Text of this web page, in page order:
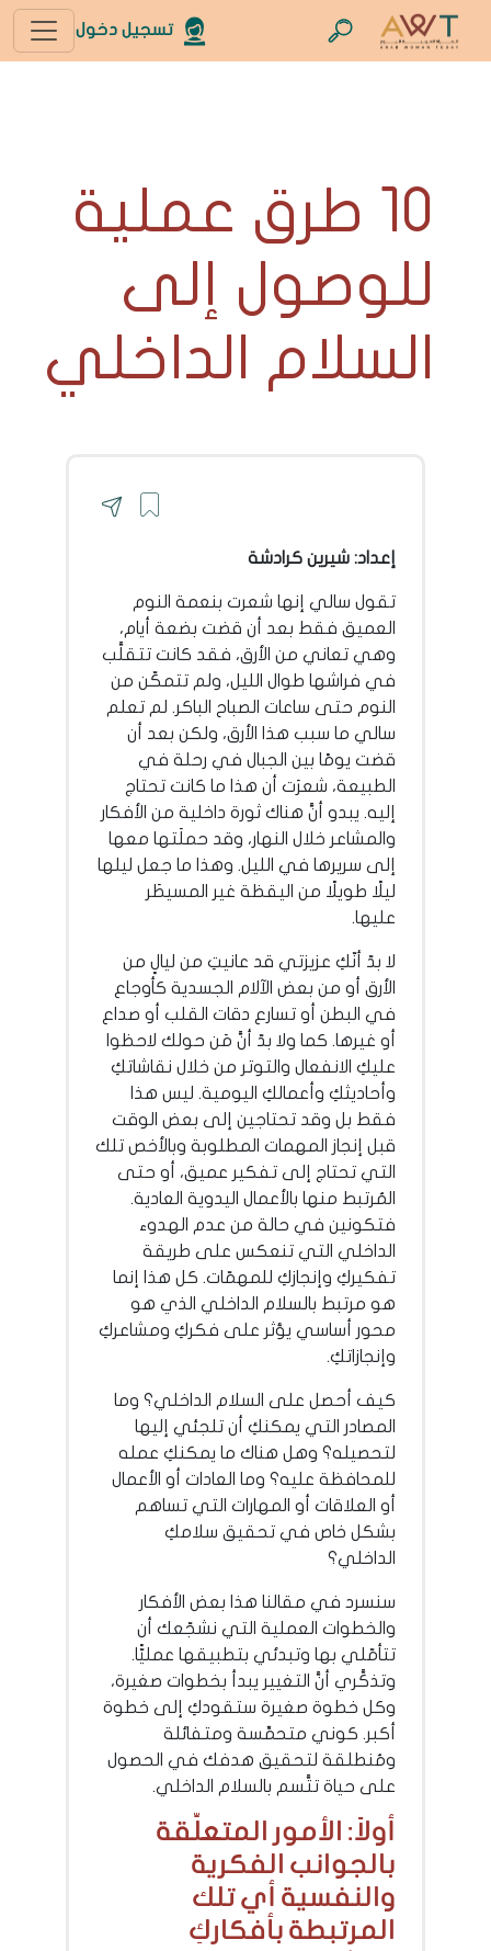
تسجيل دخول
10 طرق عملية
للوصول إلى
السلام الداخلي
إعداد: شيرين كرادشة
تقول سالي إنها شعرت بنعمة النوم
العميق فقط بعد أن قضت بضعة أيام،
وهي تعاني من الأرق، فقد كانت تتقلَّب
في فراشها طوال الليل، ولم تتمكّن من
النوم حتى ساعات الصباح الباكر. لم تعلم
سالي ما سبب هذا الأرق، ولكن بعد أن
قضت يومًا بين الجبال في رحلة في
الطبيعة، شعرَت أن هذا ما كانت تحتاج
إليه. يبدو أنَّ هناك ثورة داخلية من الأفكار
والمشاعر خلال النهار، وقد حملَتها معها
إلى سريرها في الليل. وهذا ما جعل ليلها
ليلًا طويلًا من اليقظة غير المسيطَر
عليها.
لا بدّ أنّكِ عزيزتي قد عانيتِ من ليالٍ من
الأرق أو من بعض الآلام الجسدية كأوجاع
في البطن أو تسارع دقات القلب أو صداع
أو غيرها. كما ولا بدّ أنَّ مَن حولك لاحظوا
عليكِ الانفعال والتوتر من خلال نقاشاتكِ
وأحاديثكِ وأعمالكِ اليومية. ليس هذا
فقط بل وقد تحتاجين إلى بعض الوقت
قبل إنجاز المهمات المطلوبة وبالأخص تلك
التي تحتاج إلى تفكير عميق، أو حتى
المُرتبط منها بالأعمال اليدوية العادية.
فتكونين في حالة من عدم الهدوء
الداخلي التي تنعكس على طريقة
تفكيركِ وإنجازكِ للمهمّات. كل هذا إنما
هو مرتبط بالسلام الداخلي الذي هو
محور أساسي يؤثر على فكركِ ومشاعركِ
وإنجازاتكِ.
كيف أحصل على السلام الداخلي؟ وما
المصادر التي يمكنكِ أن تلجئي إليها
لتحصيله؟ وهل هناك ما يمكنكِ عمله
للمحافظة عليه؟ وما العادات أو الأعمال
أو العلاقات أو المهارات التي تساهم
بشكل خاص في تحقيق سلامكِ
الداخلي؟
سنسرد في مقالنا هذا بعض الأفكار
والخطوات العملية التي نشجّعك أن
تتأمّلي بها وتبدئي بتطبيقها عمليًّا.
وتذكَّري أنَّ التغيير يبدأ بخطوات صغيرة،
وكل خطوة صغيرة ستقودكِ إلى خطوة
أكبر. كوني متحمِّسة ومتفائلة
ومُنطلقة لتحقيق هدفك في الحصول
على حياة تتَّسم بالسلام الداخلي.
أولاً: الأمور المتعلِّقة
بالجوانب الفكرية
والنفسية أي تلك
المرتبطة بأفكاركِ